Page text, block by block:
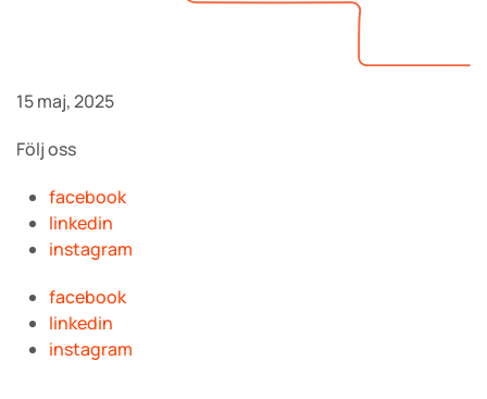
15 maj, 2025
Följ oss
facebook
linkedin
instagram
facebook
linkedin
instagram